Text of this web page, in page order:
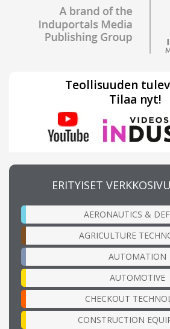
Teollisuuden
Tilaa nyt!
ERITYISET
AERONAUTICS &
AGRICULTURE
AUTOMATION
AUTOMOTIVE
CHECKOUT
CONSTRUCTION